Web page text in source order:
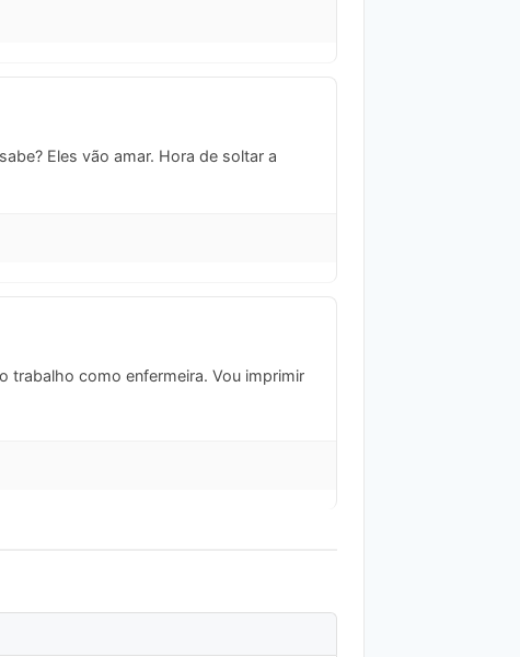
Eles vão amar. Hora de soltar a
trabalho como enfermeira. Vou imprimir